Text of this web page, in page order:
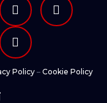
Policy– Cookie Policy